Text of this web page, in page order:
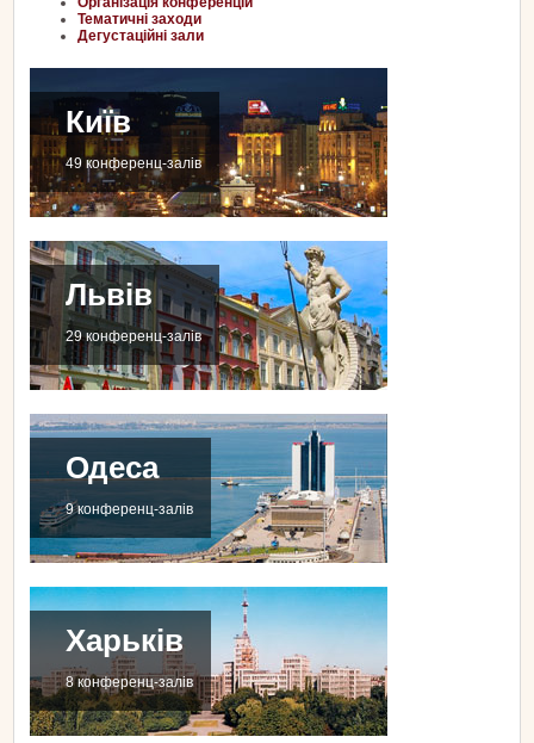
Тематичні заходи
Дегустаційні зали
Київ
49 конференц-залів
Львів
29 конференц-залів
Одеса
9 конференц-залів
Харьків
8 конференц-залів